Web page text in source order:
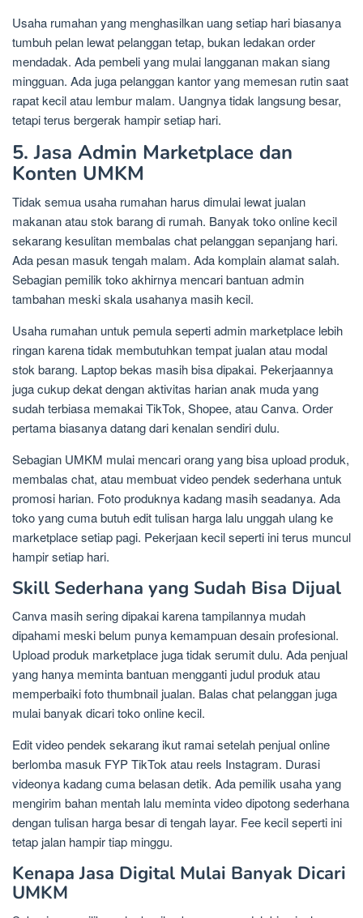
Usaha rumahan yang menghasilkan uang setiap hari biasanya
tumbuh pelan lewat pelanggan tetap, bukan ledakan order
mendadak. Ada pembeli yang mulai langganan makan siang
mingguan. Ada juga pelanggan kantor yang memesan rutin saat
rapat kecil atau lembur malam. Uangnya tidak langsung besar,
tetapi terus bergerak hampir setiap hari.
5. Jasa Admin Marketplace dan
Konten UMKM
Tidak semua usaha rumahan harus dimulai lewat jualan
makanan atau stok barang di rumah. Banyak toko online kecil
sekarang kesulitan membalas chat pelanggan sepanjang hari.
Ada pesan masuk tengah malam. Ada komplain alamat salah.
Sebagian pemilik toko akhirnya mencari bantuan admin
tambahan meski skala usahanya masih kecil.
Usaha rumahan untuk pemula seperti admin marketplace lebih
ringan karena tidak membutuhkan tempat jualan atau modal
stok barang. Laptop bekas masih bisa dipakai. Pekerjaannya
juga cukup dekat dengan aktivitas harian anak muda yang
sudah terbiasa memakai TikTok, Shopee, atau Canva. Order
pertama biasanya datang dari kenalan sendiri dulu.
Sebagian UMKM mulai mencari orang yang bisa upload produk,
membalas chat, atau membuat video pendek sederhana untuk
promosi harian. Foto produknya kadang masih seadanya. Ada
toko yang cuma butuh edit tulisan harga lalu unggah ulang ke
marketplace setiap pagi. Pekerjaan kecil seperti ini terus muncul
hampir setiap hari.
Skill Sederhana yang Sudah Bisa Dijual
Canva masih sering dipakai karena tampilannya mudah
dipahami meski belum punya kemampuan desain profesional.
Upload produk marketplace juga tidak serumit dulu. Ada penjual
yang hanya meminta bantuan mengganti judul produk atau
memperbaiki foto thumbnail jualan. Balas chat pelanggan juga
mulai banyak dicari toko online kecil.
Edit video pendek sekarang ikut ramai setelah penjual online
berlomba masuk FYP TikTok atau reels Instagram. Durasi
videonya kadang cuma belasan detik. Ada pemilik usaha yang
mengirim bahan mentah lalu meminta video dipotong sederhana
dengan tulisan harga besar di tengah layar. Fee kecil seperti ini
tetap jalan hampir tiap minggu.
Kenapa Jasa Digital Mulai Banyak Dicari
UMKM